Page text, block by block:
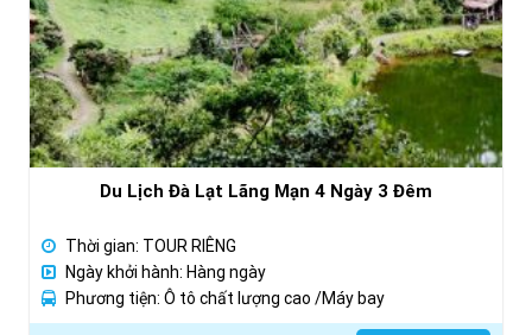
Du Lịch Đà Lạt Lãng Mạn 4 Ngày 3 Đêm
Thời gian: TOUR RIÊNG
Ngày khởi hành: Hàng ngày
Phương tiện: Ô tô chất lượng cao /Máy bay